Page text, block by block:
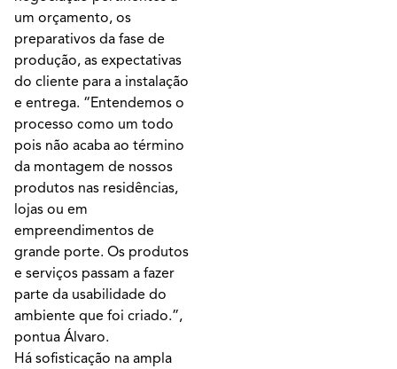
um orçamento, os
preparativos da fase de
produção, as expectativas
do cliente para a instalação
e entrega. “Entendemos o
processo como um todo
pois não acaba ao término
da montagem de nossos
produtos nas residências,
lojas ou em
empreendimentos de
grande porte. Os produtos
e serviços passam a fazer
parte da usabilidade do
ambiente que foi criado.”,
pontua Álvaro.
Há sofisticação na ampla